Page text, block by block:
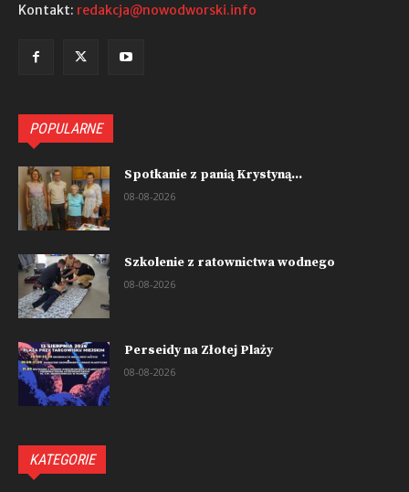
Kontakt: redakcja@nowodworski.info
POPULARNE
Spotkanie z panią Krystyną...
08-08-2026
Szkolenie z ratownictwa wodnego
08-08-2026
Perseidy na Złotej Plaży
08-08-2026
KATEGORIE